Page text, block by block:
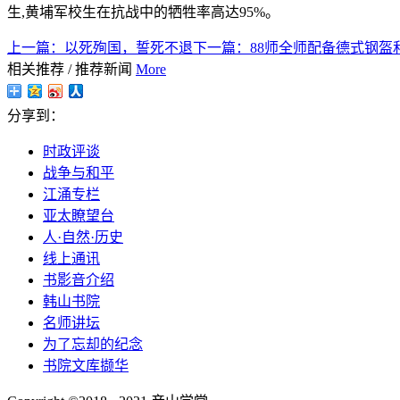
生,黄埔军校生在抗战中的牺牲率高达95%。
上一篇： 以死殉国，誓死不退下一篇： 88师全师配备德式钢盔
相关推荐 / 推荐新闻 More
分享到：
时政评谈
战争与和平
江涌专栏
亚太瞭望台
人·自然·历史
线上通讯
书影音介绍
韩山书院
名师讲坛
为了忘却的纪念
书院文库撷华